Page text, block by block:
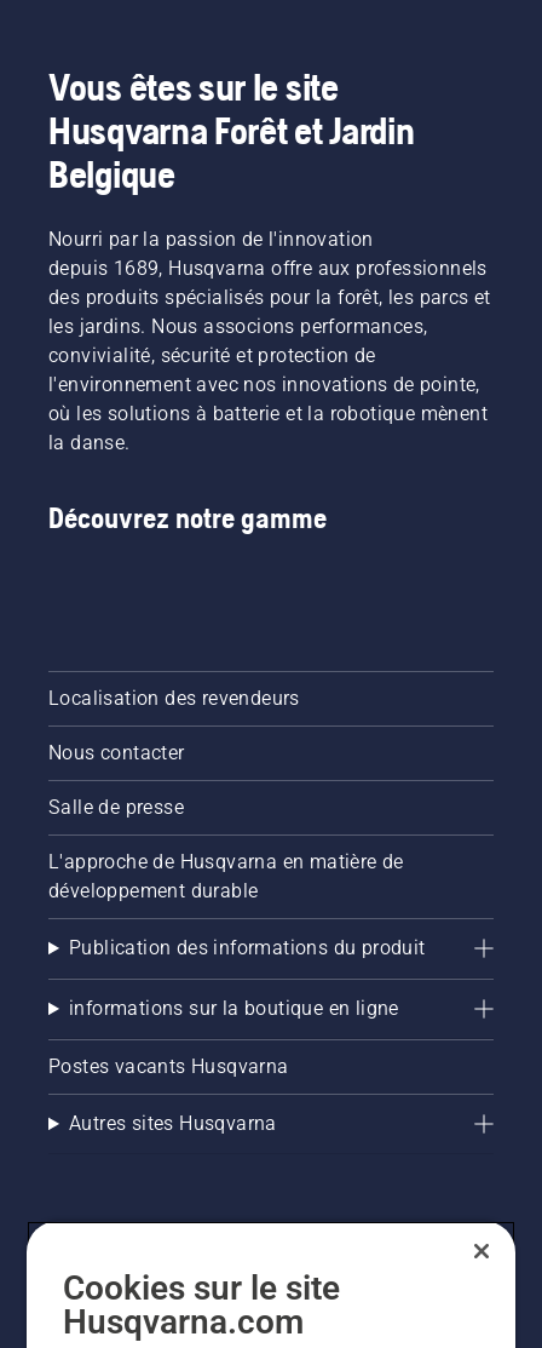
redonner
de
l'éclat :
Vous êtes sur le site
Husqvarna Forêt et Jardin
Belgique
Nourri par la passion de l'innovation
depuis 1689, Husqvarna offre aux professionnels
des produits spécialisés pour la forêt, les parcs et
les jardins. Nous associons performances,
convivialité, sécurité et protection de
l'environnement avec nos innovations de pointe,
où les solutions à batterie et la robotique mènent
la danse.
Découvrez notre gamme
Localisation des revendeurs
Nous contacter
Salle de presse
L'approche de Husqvarna en matière de
développement durable
Publication des informations du produit
informations sur la boutique en ligne
Postes vacants Husqvarna
Autres sites Husqvarna
Cookies sur le site
Husqvarna.com